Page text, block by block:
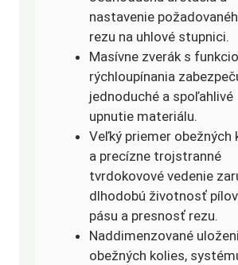
nastavenie
rezu na uhlové stupnici.
Masívne zverák s
rýchloupínania
jednoduché a spoľahlivé
upnutie materiálu.
Veľký priemer obežných
a precízne trojstranné
tvrdokovové vedenie
dlhodobú životnosť
pásu a presnosť rezu.
Naddimenzované
obežných kolies,